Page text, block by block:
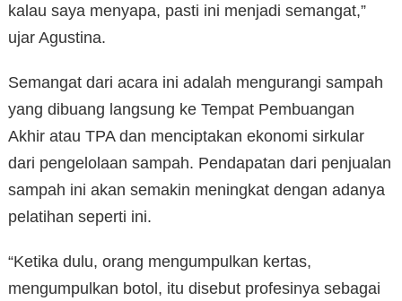
kalau saya menyapa, pasti ini menjadi semangat,”
ujar Agustina.
Semangat dari acara ini adalah mengurangi sampah
yang dibuang langsung ke Tempat Pembuangan
Akhir atau TPA dan menciptakan ekonomi sirkular
dari pengelolaan sampah. Pendapatan dari penjualan
sampah ini akan semakin meningkat dengan adanya
pelatihan seperti ini.
“Ketika dulu, orang mengumpulkan kertas,
mengumpulkan botol, itu disebut profesinya sebagai